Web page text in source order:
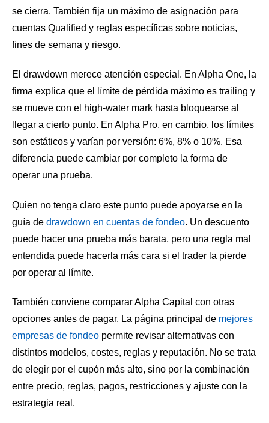
se cierra. También fija un máximo de asignación para
cuentas Qualified y reglas específicas sobre noticias,
fines de semana y riesgo.
El drawdown merece atención especial. En Alpha One, la
firma explica que el límite de pérdida máximo es trailing y
se mueve con el high-water mark hasta bloquearse al
llegar a cierto punto. En Alpha Pro, en cambio, los límites
son estáticos y varían por versión: 6%, 8% o 10%. Esa
diferencia puede cambiar por completo la forma de
operar una prueba.
Quien no tenga claro este punto puede apoyarse en la
guía de drawdown en cuentas de fondeo. Un descuento
puede hacer una prueba más barata, pero una regla mal
entendida puede hacerla más cara si el trader la pierde
por operar al límite.
También conviene comparar Alpha Capital con otras
opciones antes de pagar. La página principal de mejores
empresas de fondeo permite revisar alternativas con
distintos modelos, costes, reglas y reputación. No se trata
de elegir por el cupón más alto, sino por la combinación
entre precio, reglas, pagos, restricciones y ajuste con la
estrategia real.